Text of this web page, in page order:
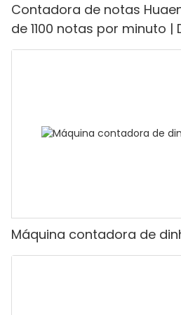
Contadora de notas
de 1100 notas por minuto |
UV/Magnético/
Máquina contadora de